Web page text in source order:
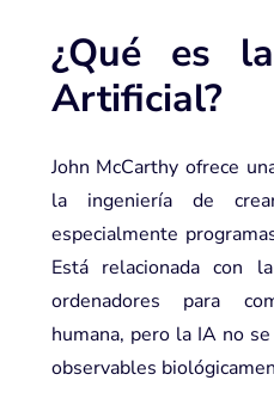
¿Qué es
Artificial?
John McCarthy ofrece
la ingeniería de
especialmente
Está relacionada con
ordenadores para
humana, pero la IA no
observables